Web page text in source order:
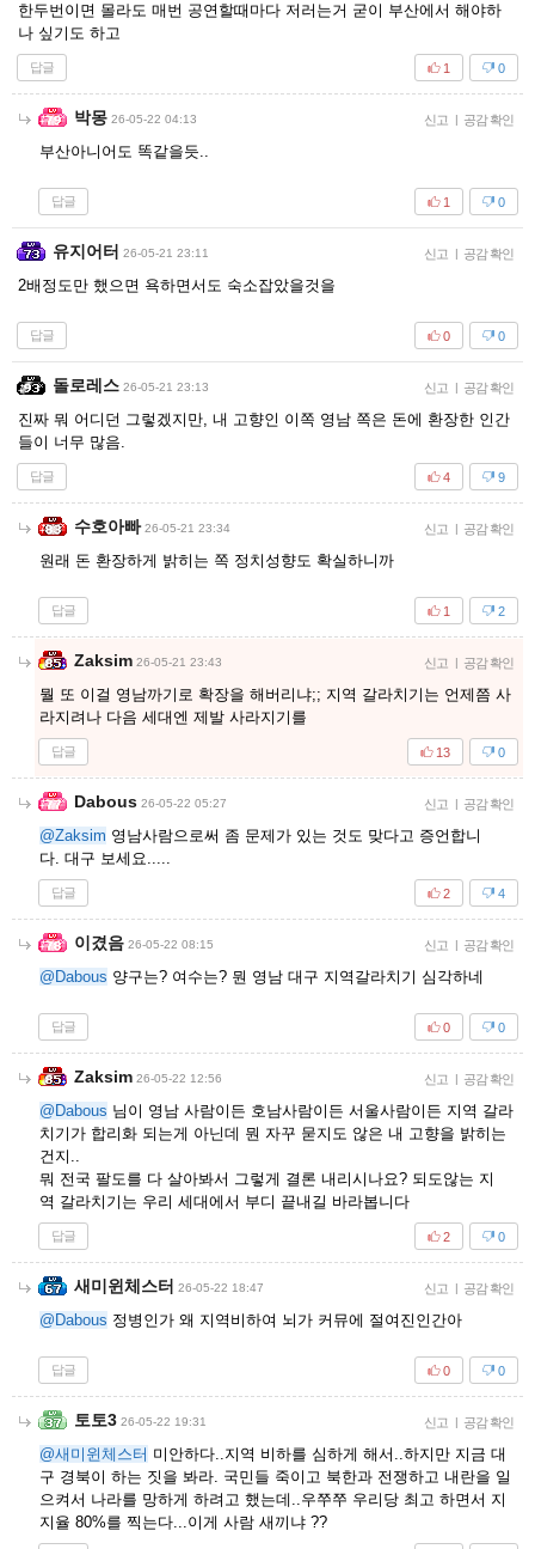
한두번이면 몰라도 매번 공연할때마다 저러는거 굳이 부산에서 해야하
나 싶기도 하고
답글 0
1
박몽 26-05-22 04:13 신고 | 공감 확인
부산아니어도 똑같을듯..
답글 0
1
유지어터 26-05-21 23:11 신고 | 공감 확인
2배정도만 했으면 욕하면서도 숙소잡았을것을
답글 0
0
돌로레스 26-05-21 23:13 신고 | 공감 확인
진짜 뭐 어디던 그렇겠지만, 내 고향인 이쪽 영남 쪽은 돈에 환장한 인간
들이 너무 많음.
답글 9
4
수호아빠 26-05-21 23:34 신고 | 공감 확인
원래 돈 환장하게 밝히는 쪽 정치성향도 확실하니까
답글 2
1
Zaksim 26-05-21 23:43 신고 | 공감 확인
뭘 또 이걸 영남까기로 확장을 해버리냐;; 지역 갈라치기는 언제쯤 사
라지려나 다음 세대엔 제발 사라지기를
답글 0
13
Dabous 26-05-22 05:27 신고 | 공감 확인
@Zaksim 영남사람으로써 좀 문제가 있는 것도 맞다고 증언합니
다. 대구 보세요.....
답글 4
2
이겼음 26-05-22 08:15 신고 | 공감 확인
@Dabous 양구는? 여수는? 뭔 영남 대구 지역갈라치기 심각하네
답글 0
0
Zaksim 26-05-22 12:56 신고 | 공감 확인
@Dabous 님이 영남 사람이든 호남사람이든 서울사람이든 지역 갈라
치기가 합리화 되는게 아닌데 뭔 자꾸 묻지도 않은 내 고향을 밝히는
건지..
뭐 전국 팔도를 다 살아봐서 그렇게 결론 내리시나요? 되도않는 지
역 갈라치기는 우리 세대에서 부디 끝내길 바라봅니다
답글 0
2
새미윈체스터 26-05-22 18:47 신고 | 공감 확인
@Dabous 정병인가 왜 지역비하여 뇌가 커뮤에 절여진인간아
답글 0
0
토토3 26-05-22 19:31 신고 | 공감 확인
@새미윈체스터 미안하다..지역 비하를 심하게 해서..하지만 지금 대
구 경북이 하는 짓을 봐라. 국민들 죽이고 북한과 전쟁하고 내란을 일
으켜서 나라를 망하게 하려고 했는데..우쭈쭈 우리당 최고 하면서 지
지율 80%를 찍는다...이게 사람 새끼냐 ??